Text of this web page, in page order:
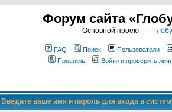
Форум сайта
Основной проект — “
FAQ Поиск Пользователи
Профиль
Войти и проверить
Введите ваше имя и пароль для входа в